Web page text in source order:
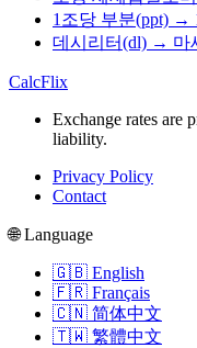
1조당 부분(ppt) →
데시리터(dl) → 마
CalcFlix
Exchange rates are
liability.
Privacy Policy
Contact
🌐 Language
🇬🇧 English
🇫🇷 Français
🇨🇳 简体中文
🇹🇼 繁體中文